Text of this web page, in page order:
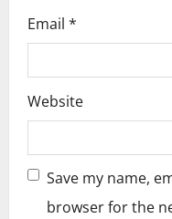
Email *
Website
Save my name,
browser for the